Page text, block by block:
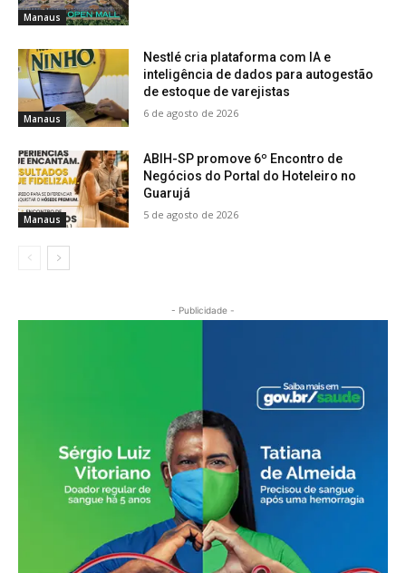
Manaus
Manaus
Nestlé cria plataforma com IA e
inteligência de dados para autogestão
de estoque de varejistas
6 de agosto de 2026
Manaus
ABIH-SP promove 6º Encontro de
Negócios do Portal do Hoteleiro no
Guarujá
5 de agosto de 2026
- Publicidade -